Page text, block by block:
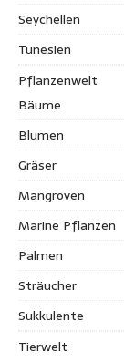
Seychellen
Tunesien
Pflanzenwelt
Bäume
Blumen
Gräser
Mangroven
Marine Pflanzen
Palmen
Sträucher
Sukkulente
Tierwelt